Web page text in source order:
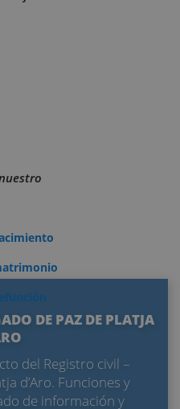
DE PAZ DE PLATJA
del Registro civil –
d’Aro. Funciones y
de información y